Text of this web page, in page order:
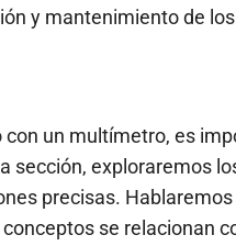
y mantenimiento de
un multímetro, es
sección, exploraremos
precisas.
se relacionan